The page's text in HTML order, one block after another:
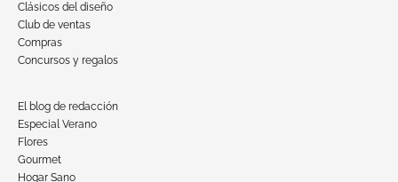
Clásicos del diseño
Club de ventas
Compras
Concursos y regalos
El blog de redacción
Especial Verano
Flores
Gourmet
Hogar Sano